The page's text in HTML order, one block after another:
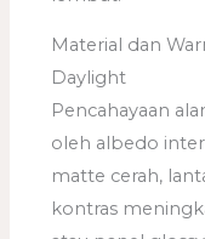
Material dan
Daylight
Pencahayaan
oleh albedo
matte cerah,
kontras